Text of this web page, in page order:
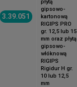
3.39.051
płytą
gipsowo-
kartonową
RIGIPS PRO
gr. 12,5 lub 15
mm oraz płytą
gipsowo-
włóknową
RIGIPS
Rigidur H gr.
10 lub 12,5
mm